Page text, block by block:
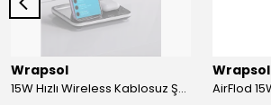
Wrapsol
15W Hızlı Wireless Kablosuz Şarj Standı 4 in 1 Masaüstü İstasyon -iPhone-android-watch-airpods Uyumlu
Wrapsol